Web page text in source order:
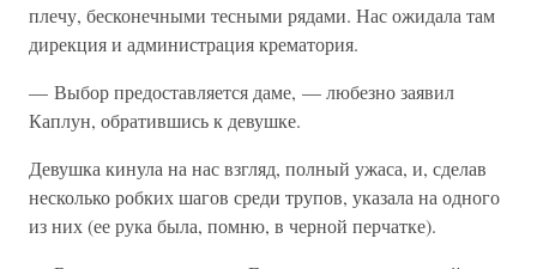
плечу, бесконечными тесными рядами. Нас ожидала там
дирекция и администрация крематория.
— Выбор предоставляется даме, — любезно заявил
Каплун, обратившись к девушке.
Девушка кинула на нас взгляд, полный ужаса, и, сделав
несколько робких шагов среди трупов, указала на одного
из них (ее рука была, помню, в черной перчатке).